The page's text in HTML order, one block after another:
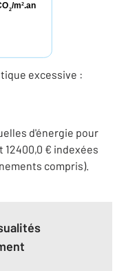
2/m2.an
excessive :
d'énergie pour
12400,0 € indexées
compris).